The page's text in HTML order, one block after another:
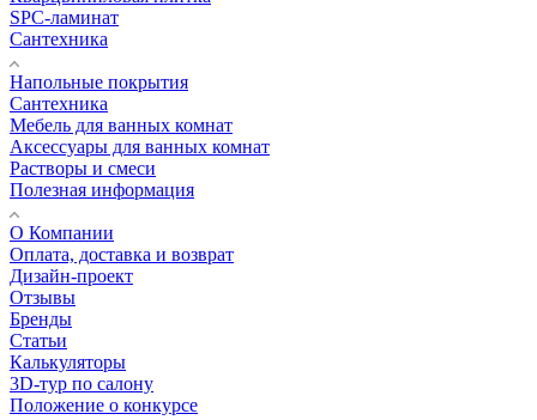
SPC-ламинат
Сантехника
Напольные покрытия
Сантехника
Мебель для ванных комнат
Аксессуары для ванных комнат
Растворы и смеси
Полезная информация
О Компании
Оплата, доставка и возврат
Дизайн-проект
Отзывы
Бренды
Статьи
Калькуляторы
3D-тур по салону
Положение о конкурсе